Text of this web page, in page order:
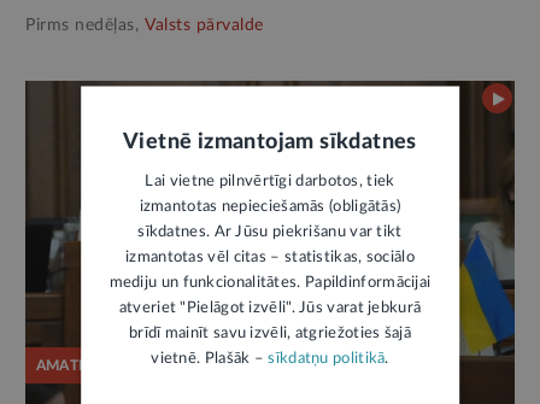
Pirms nedēļas, Valsts pārvalde
AMATPERSONAS RUNA
Vietnē izmantojam sīkdatnes
Lai vietne pilnvērtīgi darbotos, tiek
izmantotas nepieciešamās (obligātās)
sīkdatnes. Ar Jūsu piekrišanu var tikt
izmantotas vēl citas – statistikas, sociālo
mediju un funkcionalitātes. Papildinformācijai
atveriet "Pielāgot izvēli". Jūs varat jebkurā
brīdī mainīt savu izvēli, atgriežoties šajā
vietnē. Plašāk –sīkdatņu politikā.